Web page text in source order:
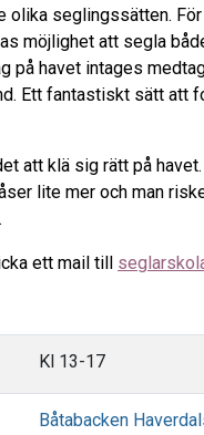
olika seglingssätten.
möjlighet att segla
på havet intages
Ett fantastiskt sätt att
att klä sig rätt på
lite mer och man
ett mail till
Kl 13-17
Båtabacken